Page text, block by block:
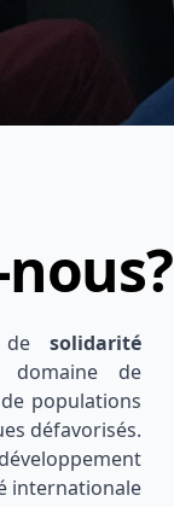
de solidarité
de
populations
défavorisés.
internationale